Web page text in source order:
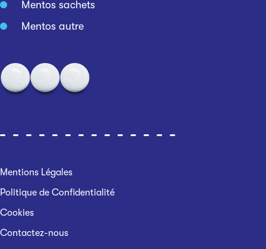
Mentos sachets
Mentos autre
Mentions Légales
Politique de Confidentialité
Cookies
Contactez-nous